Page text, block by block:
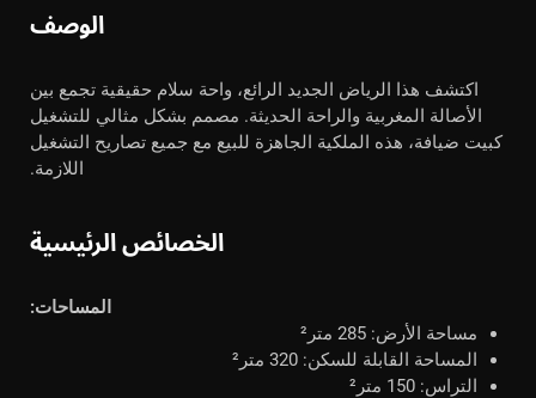
الوصف
اكتشف هذا الرياض الجديد الرائع، واحة سلام حقيقية تجمع بين
الأصالة المغربية والراحة الحديثة. مصمم بشكل مثالي للتشغيل
كبيت ضيافة، هذه الملكية الجاهزة للبيع مع جميع تصاريح التشغيل
اللازمة.
الخصائص الرئيسية
المساحات:
مساحة الأرض: 285 متر²
المساحة القابلة للسكن: 320 متر²
التراس: 150 متر²